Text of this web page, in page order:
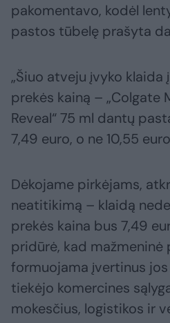
pakomentavo, kodėl
pastos tūbelę prašyta
„Šiuo atveju įvyko
prekės kainą – „Colgate
Reveal“ 75 ml dantų
7,49 euro, o ne 10,55
Dėkojame pirkėjams,
neatitikimą – klaidą
prekės kaina bus 7,49
pridūrė, kad mažmeninė
formuojama įvertinus
tiekėjo komercines
mokesčius, logistikos ir